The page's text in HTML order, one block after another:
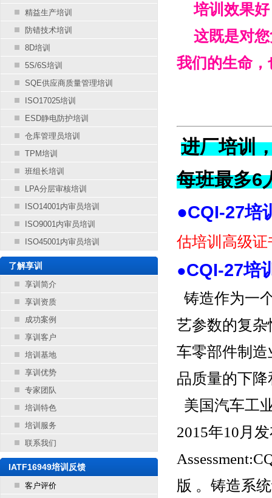
精益生产培训
防错技术培训
8D培训
5S/6S培训
SQE供应商质量管理培训
ISO17025培训
ESD静电防护培训
仓库管理员培训
TPM培训
班组长培训
LPA分层审核培训
ISO14001内审员培训
ISO9001内审员培训
ISO45001内审员培训
了解享训
享训简介
享训资质
成功案例
享训客户
培训基地
享训优势
专家团队
培训特色
培训服务
联系我们
IATF16949培训反馈
客户评价
培训效果好
这既是对您
我们的生命
进厂培训
每班最多6
●CQI-27培
估培训 高级证
●CQI-27培
铸造作为一
艺参数的复
车零部件制
品质量的下
美国汽车工
2015年10月
版 。铸造系